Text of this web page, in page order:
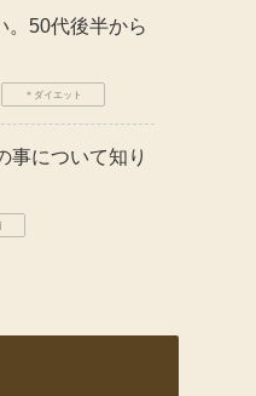
。50代後半から
＊ダイエット
事について知り